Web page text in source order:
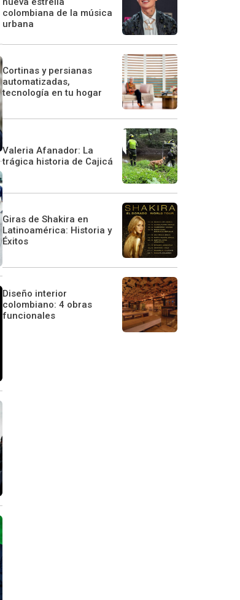
colombiana de la música
urbana
Cortinas y persianas
automatizadas,
tecnología en tu hogar
Valeria Afanador: La
trágica historia de Cajicá
Giras de Shakira en
Latinoamérica: Historia y
Éxitos
Diseño interior
colombiano: 4 obras
funcionales